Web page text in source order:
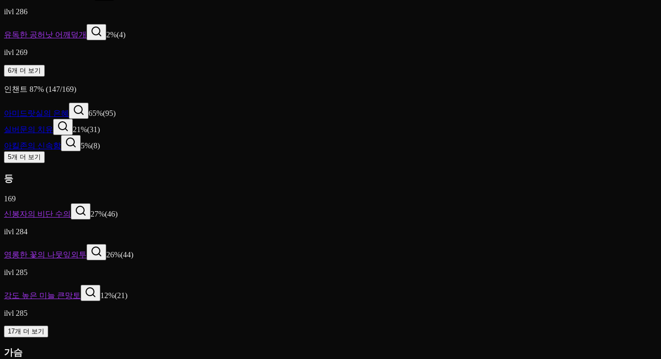
ilvl 286
유독한 공허낫 어깨덮개 2%(4)
ilvl 269
6개 더 보기
인챈트 87% (147/169)
아미드랏실의 은혜 65%(95)
실버문의 치유
21%(31)
아킬존의 신속함
5%(8)
5개 더 보기
등
169
신봉자의 비단 수의
27%(46)
ilvl 284
영롱한 꽃의 나뭇잎외투 26%(44)
ilvl 285
강도 높은 미늘 큰망토 12%(21)
ilvl 285
17개 더 보기
가슴